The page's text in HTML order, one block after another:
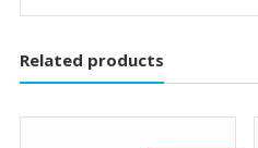
Related products